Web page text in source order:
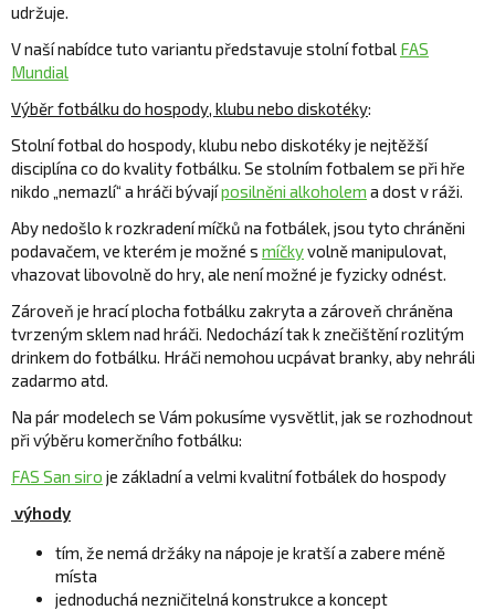
udržuje.
V naší nabídce tuto variantu představuje stolní fotbal FAS
Mundial
Výběr fotbálku do hospody, klubu nebo diskotéky:
Stolní fotbal do hospody, klubu nebo diskotéky je nejtěžší
disciplína co do kvality fotbálku. Se stolním fotbalem se při hře
nikdo „nemazlí“ a hráči bývajíposilněni alkoholem a dost v ráži.
Aby nedošlo k rozkradení míčků na fotbálek, jsou tyto chráněni
podavačem, ve kterém je možné s míčkyvolně manipulovat,
vhazovat libovolně do hry, ale není možné je fyzicky odnést.
Zároveň je hrací plocha fotbálku zakryta a zároveň chráněna
tvrzeným sklem nad hráči. Nedochází tak k znečištění rozlitým
drinkem do fotbálku. Hráči nemohou ucpávat branky, aby nehráli
zadarmo atd.
Na pár modelech se Vám pokusíme vysvětlit, jak se rozhodnout
při výběru komerčního fotbálku:
FAS San siro je základní a velmi kvalitní fotbálek do hospody
výhody
tím, že nemá držáky na nápoje je kratší a zabere méně
místa
jednoduchá nezničitelná konstrukce a koncept